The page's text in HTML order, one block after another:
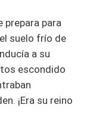
prepara para
suelo frío de
a su
escondido
¡Era su reino